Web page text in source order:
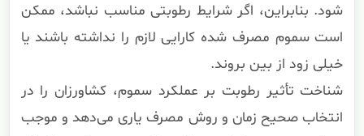
شود. بنابراین، اگر شرایط رطوبتی مناسب نباشد، ممکن
است سموم مصرف شده کارایی لازم را نداشته باشند یا
خیلی زود از بین بروند.
شناخت تأثیر رطوبت بر عملکرد سموم، کشاورزان را در
انتخاب صحیح زمان و روش مصرف یاری می‌دهد و موجب